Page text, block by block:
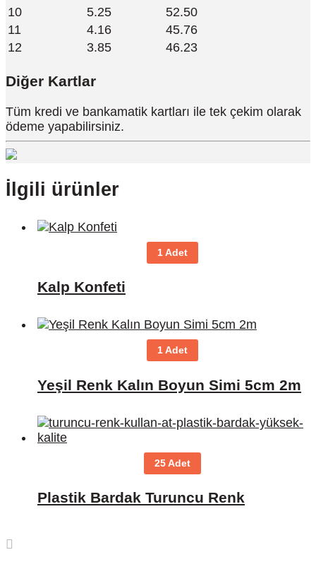
10
5.25
52.50
11
4.16
45.76
12
3.85 46.23
Diğer Kartlar
Tüm kredi ve bankamatik kartları ile tek çekim olarak
ödeme yapabilirsiniz.
İlgili ürünler
1 Adet
Kalp Konfeti
1 Adet
Yeşil Renk Kalın Boyun Simi 5cm 2m
25 Adet
Plastik Bardak Turuncu Renk